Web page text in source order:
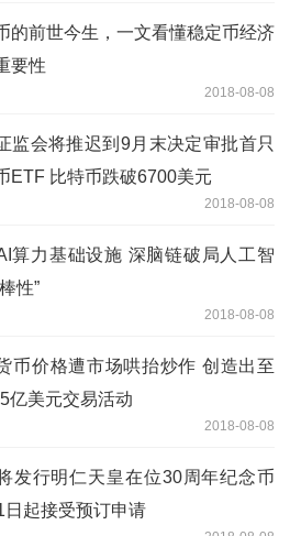
的前世今生，一文看懂稳定币经济
要性
2018-08-08
监会将推迟到9月末决定审批首只
ETF 比特币跌破6700美元
2018-08-08
算力基础设施 深脑链破局人工智
性”
2018-08-08
币价格遭市场哄抬炒作 创造出至
亿美元交易活动
2018-08-08
发行明仁天皇在位30周年纪念币
日起接受预订申请